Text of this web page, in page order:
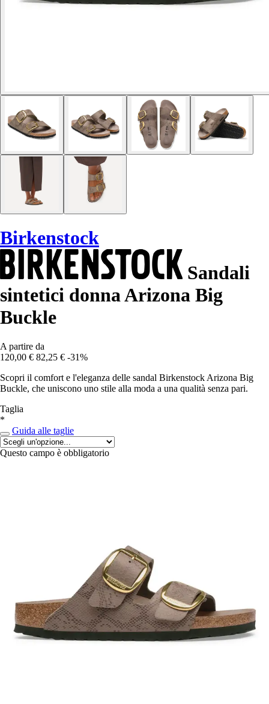
Birkenstock
Sandali
sintetici donna Arizona Big
Buckle
A partire da
120,00 € 82,25 € -31%
Scopri il comfort e l'eleganza delle sandal Birkenstock Arizona Big
Buckle, che uniscono uno stile alla moda a una qualità senza pari.
Taglia
*
Guida alle taglie
Questo campo è obbligatorio